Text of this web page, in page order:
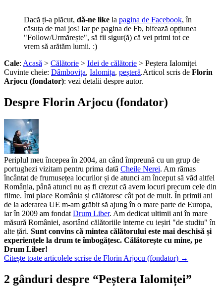
Dacă ți-a plăcut, dă-ne like la pagina de Facebook, în
căsuța de mai jos! Iar pe pagina de Fb, bifează opțiunea
"Follow/Urmărește", să fii sigur(ă) că vei primi tot ce
vrem să arătăm lumii. :)
Cale: Acasă > Călătorie > Idei de călătorie > Peștera Ialomiței
Cuvinte cheie: Dâmbovița, Ialomița, peșteră.Articol scris de Florin
Arjocu (fondator): vezi detalii despre autor.
Despre Florin Arjocu (fondator)
Periplul meu începea în 2004, an când împreună cu un grup de
portughezi vizitam pentru prima dată Cheile Nerei. Am rămas
încântat de frumusețea locurilor și de atunci am început să văd altfel
România, până atunci nu aș fi crezut că avem locuri precum cele din
filme. Îmi place România și călătoresc cât pot de mult. În primii ani
de la aderarea UE m-am grăbit să ajung în o mare parte de Europa,
iar în 2009 am fondat Drum Liber. Am dedicat ultimii ani în mare
măsură României, asortând călătoriile interne cu ieșiri "de studiu" în
alte țări. Sunt convins că mintea călătorului este mai deschisă și
experiențele la drum te îmbogățesc. Călătorește cu mine, pe
Drum Liber!
Citește toate articolele scrise de Florin Arjocu (fondator) →
2 gânduri despre “Peștera Ialomiței”